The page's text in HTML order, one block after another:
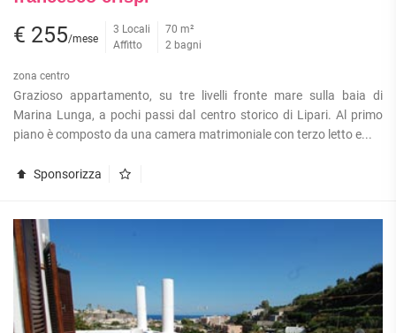
€ 255/mese
3 Locali
Affitto
70 m²
2 bagni
zona centro
Grazioso appartamento, su tre livelli fronte mare sulla baia di
Marina Lunga, a pochi passi dal centro storico di Lipari. Al primo
piano è composto da una camera matrimoniale con terzo letto e...
Sponsorizza